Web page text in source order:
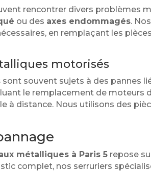
rencontrer divers problèmes
ou des axes endommagés.
en remplaçant les
motorisés
sont souvent sujets à des pannes
le remplacement de moteurs
à distance. Nous utilisons des
métalliques à Paris 5 repose
complet, nos serruriers